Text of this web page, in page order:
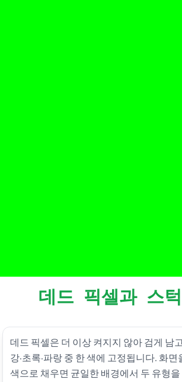
데드 픽셀과 스
데드 픽셀은 더 이상 켜지지 않아 검게 남
강·초록·파랑 중 한 색에 고정됩니다. 화면
색으로 채우면 균일한 배경에서 두 유형